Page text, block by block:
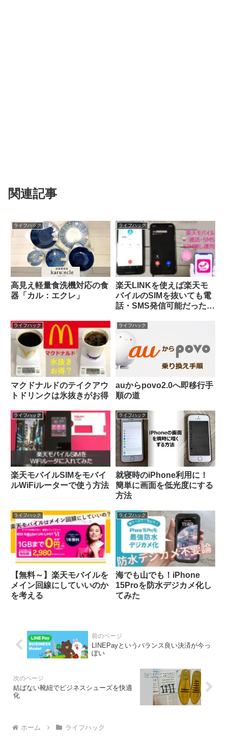
関連記事
ライフハック
高見え軽量食洗機対応の食
器「カル：エクレ」
ライフハック
楽天LINKを使えば楽天モ
バイルのSIMを抜いても電
話・SMS発信可能だった
ライフハック
マクドナルドのテイクアウ
トドリンクは氷抜きがお得
ライフハック
auからpovo2.0へ即移行手
順の道
ライフハック
楽天モバイルSIMをモバイ
ルWiFiルーターで使う方法
ライフハック
就寝時のiPhone利用に！
簡単に画面を低光度にする
方法
ライフハック
【無料～】楽天モバイルを
メイン回線にしていいのか
を考える
ライフハック
海でも山でも！iPhone
15Proを防水デジカメ化し
てみた
LINEPayというバランス良い決済が今っ
ぽい
結ばない靴紐でビジネスシューズを快適
化
ホーム ライフハック